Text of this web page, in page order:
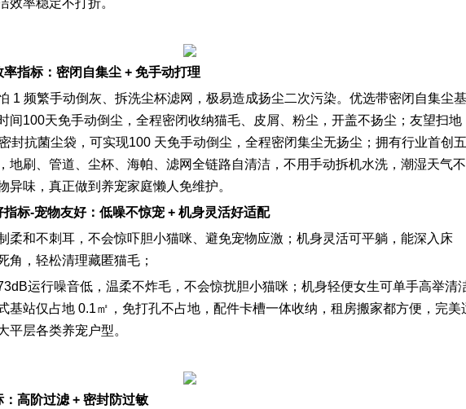
效率稳定不打折。
率指标：密闭自集尘 + 免手动打理
1 频繁手动倒灰、拆洗尘杯滤网，极易造成扬尘二次污染。优选带密闭自集尘基
间100天免手动倒尘，全程密闭收纳猫毛、皮屑、粉尘，开盖不扬尘；友望扫地
封抗菌尘袋，可实现100 天免手动倒尘，全程密闭集尘无扬尘；拥有行业首创五
地刷、管道、尘杯、海帕、滤网全链路自清洁，不用手动拆机水洗，潮湿天气不
异味，真正做到养宠家庭懒人免维护。
指标-宠物友好：低噪不惊宠 + 机身灵活好适配
柔和不刺耳，不会惊吓胆小猫咪、避免宠物应激；机身灵活可平躺，能深入床
角，轻松清理藏匿猫毛；
运行噪音低，温柔不炸毛，不会惊扰胆小猫咪；机身轻便女生可单手高举清
基站仅占地 0.1㎡，免打孔不占地，配件卡槽一体收纳，租房搬家都方便，完美
平层各类养宠户型。
：高阶过滤 + 密封防过敏